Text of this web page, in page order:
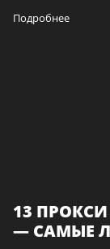
Подробнее
13 ПРОКСИ
— САМЫЕ